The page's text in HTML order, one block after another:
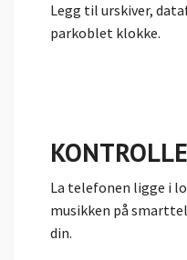
Legg til urskiver,
parkoblet klokke.
La telefonen ligge i
musikken på
din.